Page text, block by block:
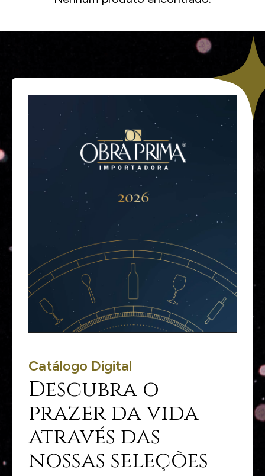
Catálogo Digital
Descubra o
prazer da vida
através das
nossas seleções